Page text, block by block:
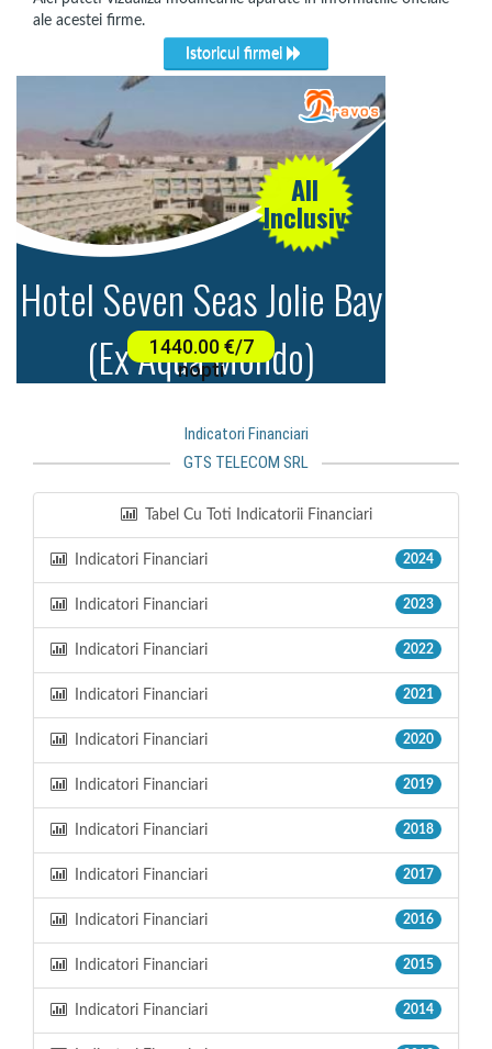
ale acestei firme.
Istoricul firmei
Indicatori Financiari
GTS TELECOM SRL
Tabel Cu Toti Indicatorii Financiari
Indicatori Financiari 2024
Indicatori Financiari 2023
Indicatori Financiari 2022
Indicatori Financiari 2021
Indicatori Financiari 2020
Indicatori Financiari 2019
Indicatori Financiari 2018
Indicatori Financiari 2017
Indicatori Financiari 2016
Indicatori Financiari 2015
Indicatori Financiari 2014